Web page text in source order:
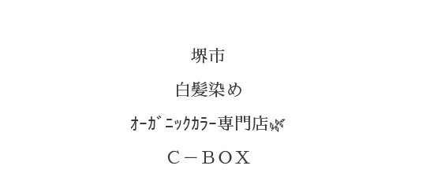
堺市
白髪染め
ｵｰｶﾞﾆｯｸｶﾗｰ専門店🌿
Ｃ－ＢＯＸ